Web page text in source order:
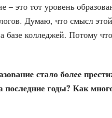
это тот уровень
Думаю, что смысл
колледжей. Потому
стало более
последние годы? Как